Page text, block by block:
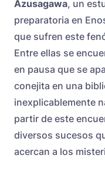
Azusagawa, un
preparatoria en
que sufren este
Entre ellas se
en pausa que se
conejita en una
inexplicablemente
partir de este
diversos sucesos
acercan a los